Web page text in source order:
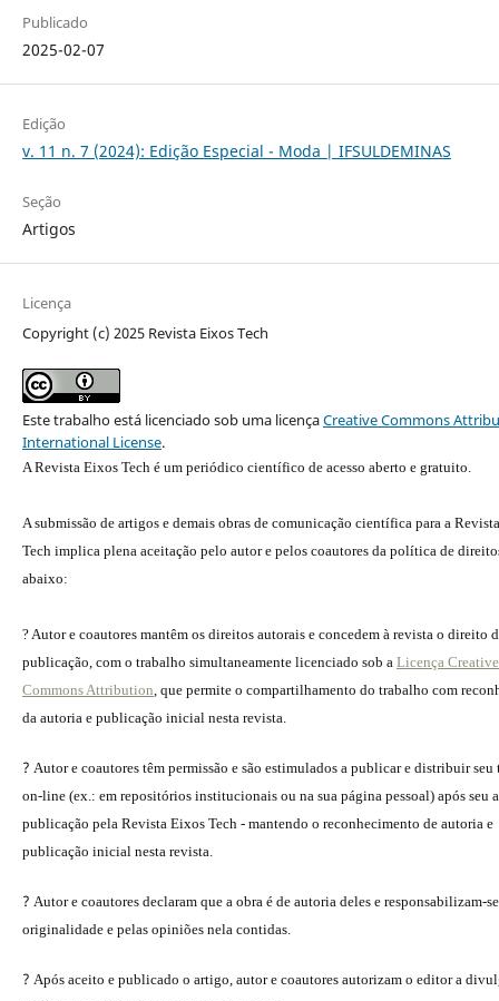
Publicado
2025-02-07
Edição
v. 11 n. 7 (2024): Edição Especial - Moda | IFSULDEMINAS
Seção
Artigos
Licença
Copyright (c) 2025 Revista Eixos Tech
Este trabalho está licenciado sob uma licençaCreative Commons
International License.
A Revista Eixos Tech é um periódico científico de acesso aberto e gratuito.
A submissão de artigos e demais obras de comunicação científica para a
Tech implica plena aceitação pelo autor e pelos coautores da política de
abaixo:
? Autor e coautores mantêm os direitos autorais e concedem à revista o direito
publicação, com o trabalho simultaneamente licenciado sob a Licença Creative
Commons Attribution, que permite o compartilhamento do trabalho com
da autoria e publicação inicial nesta revista.
? Autor e coautores têm permissão e são estimulados a publicar e distribuir seu
on-line (ex.: em repositórios institucionais ou na sua página pessoal) após seu
publicação pela Revista Eixos Tech - mantendo o reconhecimento de autoria e
publicação inicial nesta revista.
? Autor e coautores declaram que a obra é de autoria deles e responsabilizam-
originalidade e pelas opiniões nela contidas.
? Após aceito e publicado o artigo, autor e coautores autorizam o editor a